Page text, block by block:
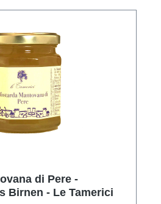
di Pere -
Birnen - Le Tamerici